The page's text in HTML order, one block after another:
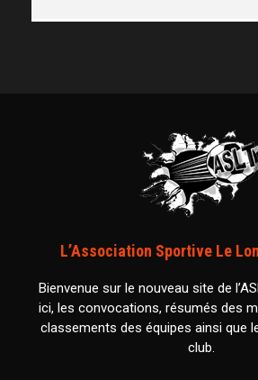
L’Association Sportive Le
Bienvenue sur le nouveau site de
ici, les convocations, résumés des
classements des équipes ainsi que
club.